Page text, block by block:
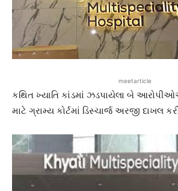
meetarticle
કથિત ખ્યાતિ કાંડમાં ઝડપાયેલા બે
માટે ગ્રામ્ય કોર્ટમાં ડિસ્ચાર્જ અરજી દાખલ